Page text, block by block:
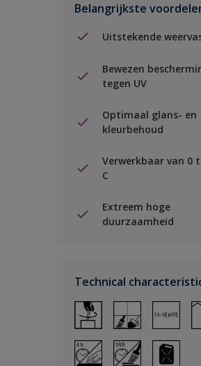
Belangrijkste
Uitstekende
Bewezen
tegen UV
Optimaal glans- en
kleurbehoud
Verwerkbaar van 0
C
Extreem hoge
duurzaamheid
Technical